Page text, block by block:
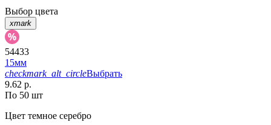
Выбор цвета
xmark
54433
15мм
checkmark_alt_circleВыбрать
9.62 р.
По 50 шт
Цвет темное серебро